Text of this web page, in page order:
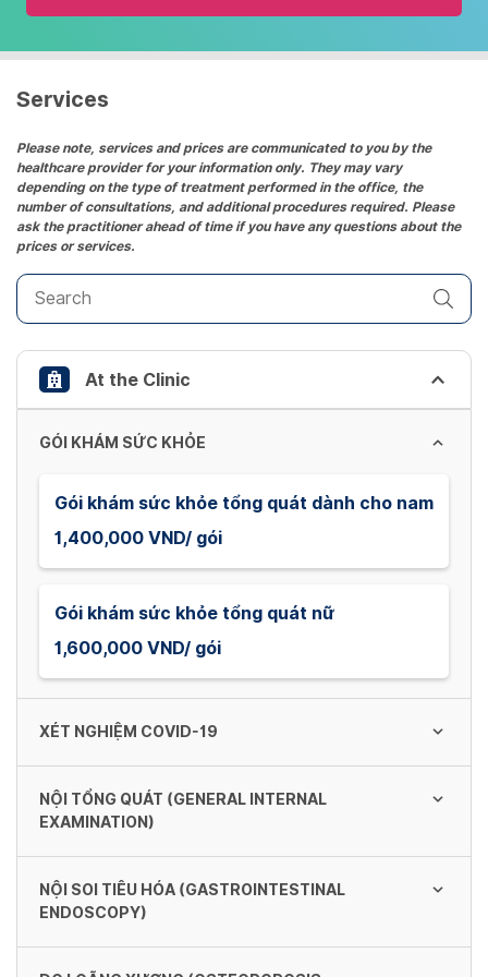
and
date.
the
question
mark
key
to
get
the
keyboard
shortcuts
for
changing
dates.
Services
Please note, services and prices are communicated to you by the
healthcare provider for your information only. They may vary
depending on the type of treatment performed in the office, the
number of consultations, and additional procedures required. Please
ask the practitioner ahead of time if you have any questions about the
prices or services.
At the Clinic
GÓI KHÁM SỨC KHỎE
Gói khám sức khỏe tổng quát dành cho nam
1,400,000 VND/ gói
Gói khám sức khỏe tổng quát nữ
1,600,000 VND/ gói
XÉT NGHIỆM COVID-19
Xét nghiệm nhanh (mẫu đơn)
Xét nghiệm nhanh gộp 2
NỘI TỔNG QUÁT (GENERAL INTERNAL
EXAMINATION)
Khám lâm sàng Nội tổng quá + Nha khoa
NỘI SOI TIÊU HÓA (GASTROINTESTINAL
ENDOSCOPY)